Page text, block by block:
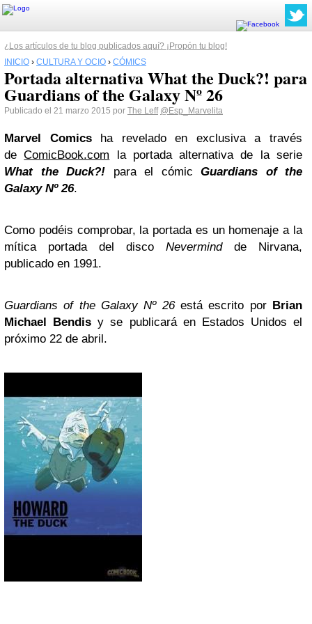
¿Los artículos de tu blog publicados aquí? ¡Propón tu blog!
INICIO › CULTURA Y OCIO › CÓMICS
Portada alternativa What the Duck?! para
Guardians of the Galaxy Nº 26
Publicado el 21 marzo 2015 por The Leff @Esp_Marvelita
Marvel Comicsha revelado en exclusiva a través
deComicBook.com la portada alternativa de la serie
What the Duck?! para el cómic Guardians of the
Galaxy Nº 26.
Como podéis comprobar, la portada es un homenaje a la
mítica portada del disco Nevermindde Nirvana,
publicado en 1991.
Guardians of the Galaxy Nº 26está escrito por Brian
Michael Bendis y se publicará en Estados Unidos el
próximo 22 de abril.